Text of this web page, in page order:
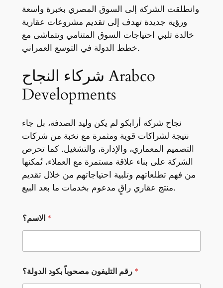
وانطلقت الشركة إلى السوق المصري بخبرة واسعة
ورؤية جديدة تهدف إلى تقديم مشروعات عقارية
خالدة تلبي احتياجات السوق المتنامي وتتماشى مع
خطط الدولة في التوسع العمراني.
شركاء النجاح Arabco
Developments
نجاح شركة أرابكو لم يكن وليد الصدفة، بل جاء
نتيجة لشراكات قوية ومثمرة مع نخبة من شركات
التصميم المعماري، والإدارة، والتشغيل. كما تحرص
الشركة على بناء علاقة مستمرة مع العملاء، تُمكنها
من فهم تطلعاتهم وتلبية احتياجاتهم من خلال تقديم
منتج عقاري راقٍ مدعوم بخدمات ما بعد البيع.
ل
ت
ي
و
ن
الاسم؟ *
رقم التليفون مصحوباً بكود الدولة؟ *